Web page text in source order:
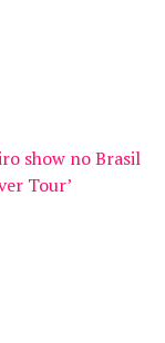
show no Brasil
Tour’